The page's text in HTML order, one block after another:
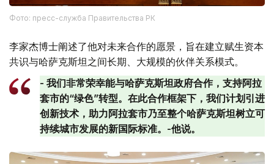
Фото: пресс-служба Правительства РК
李家杰博士阐述了他对未来合作的愿景，旨在建立赋生资本
共识与哈萨克斯坦之间长期、大规模的伙伴关系模式。
- 我们非常荣幸能与哈萨克斯坦政府合作，支持阿拉
套市的“绿色”转型。在此合作框架下，我们计划引进
创新技术，助力阿拉套市乃至整个哈萨克斯坦树立可
持续城市发展的新国际标准。-他说。